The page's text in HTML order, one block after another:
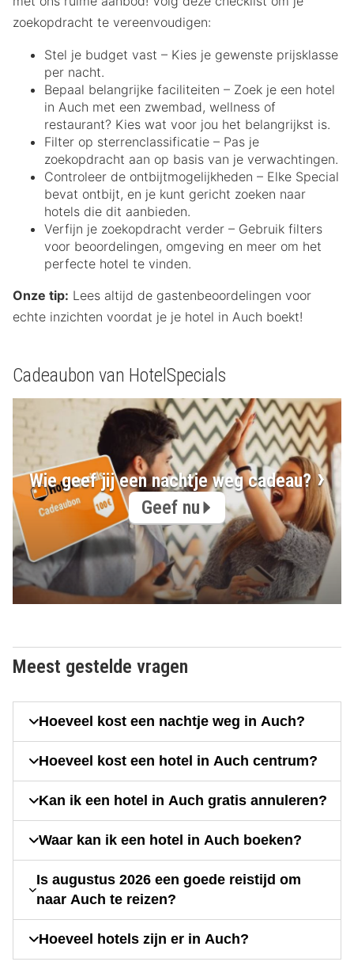
zoekopdracht te vereenvoudigen:
Stel je budget vast – Kies je gewenste prijsklasse
per nacht.
Bepaal belangrijke faciliteiten – Zoek je een hotel
in Auch met een zwembad, wellness of
restaurant? Kies wat voor jou het belangrijkst is.
Filter op sterrenclassificatie – Pas je
zoekopdracht aan op basis van je verwachtingen.
Controleer de ontbijtmogelijkheden – Elke Special
bevat ontbijt, en je kunt gericht zoeken naar
hotels die dit aanbieden.
Verfijn je zoekopdracht verder – Gebruik filters
voor beoordelingen, omgeving en meer om het
perfecte hotel te vinden.
Onze tip: Lees altijd de gastenbeoordelingen voor
echte inzichten voordat je je hotel in Auch boekt!
Cadeaubon van HotelSpecials
Wie geef jij een nachtje weg cadeau?
Geef nu
Meest gestelde vragen
Hoeveel kost een nachtje weg in Auch?
Hoeveel kost een hotel in Auch centrum?
Kan ik een hotel in Auch gratis annuleren?
Waar kan ik een hotel in Auch boeken?
Is augustus 2026 een goede reistijd om
naar Auch te reizen?
Hoeveel hotels zijn er in Auch?